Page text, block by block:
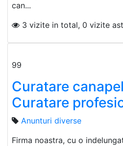
can...
3 vizite in total, 0 vizite
99
Curatare
Curatare
Anunturi diverse
Firma noastra, cu o